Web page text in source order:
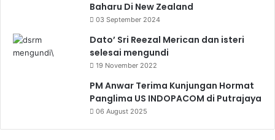
Baharu Di New Zealand
03 September 2024
Dato’ Sri Reezal Merican dan isteri
selesai mengundi
19 November 2022
PM Anwar Terima Kunjungan Hormat
Panglima US INDOPACOM di Putrajaya
06 August 2025